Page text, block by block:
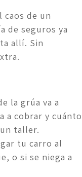
caos de un
de seguros ya
allí. Sin
la grúa va a
a cobrar y cuánto
taller.
tu carro al
o si se niega a